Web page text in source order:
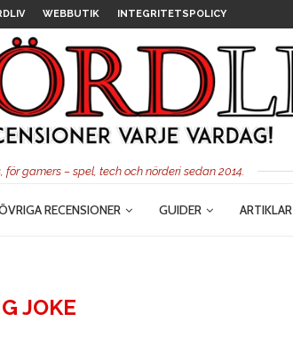
WEBBUTIK INTEGRITETSPOLICY
för gamers – spel, tech och nörderi sedan 2014.
RECENSIONER GUIDER ARTIKLAR
JOKE